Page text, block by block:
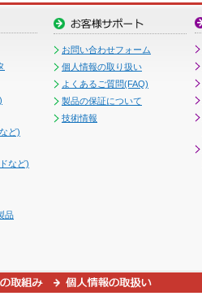
ど)
など)
品
お問い合わせフォーム
個人情報の取り扱い
よくあるご質問(FAQ)
製品の保証について
技術情報